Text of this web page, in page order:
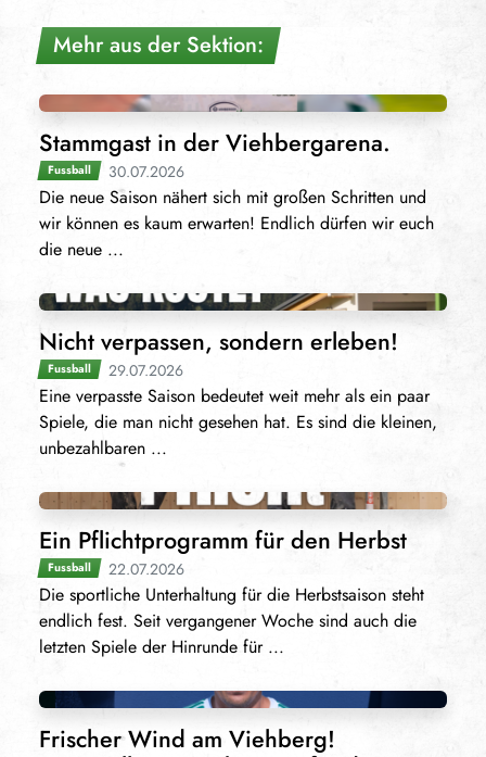
Mehr aus der Sektion:
Stammgast in der Viehbergarena.
Fussball 30.07.2026
Die neue Saison nähert sich mit großen Schritten und
wir können es kaum erwarten! Endlich dürfen wir euch
die neue ...
Nicht verpassen, sondern erleben!
Fussball 29.07.2026
Eine verpasste Saison bedeutet weit mehr als ein paar
Spiele, die man nicht gesehen hat. Es sind die kleinen,
unbezahlbaren ...
Ein Pflichtprogramm für den Herbst
Fussball 22.07.2026
Die sportliche Unterhaltung für die Herbstsaison steht
endlich fest. Seit vergangener Woche sind auch die
letzten Spiele der Hinrunde für ...
Frischer Wind am Viehberg!